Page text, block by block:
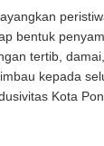
bentuk
tertib,
kepada
Kota